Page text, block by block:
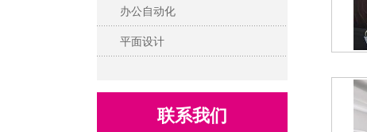
办公自动化
平面设计
联系我们